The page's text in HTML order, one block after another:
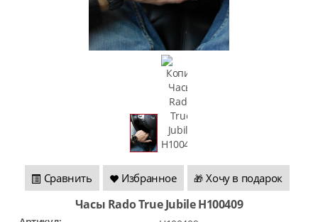
Сравнить Избранное 🎁 Хочу в подарок
Часы Rado True Jubile H100409